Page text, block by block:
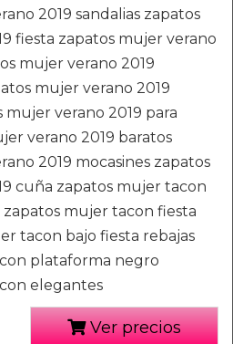
2019 sandalias zapatos
fiesta zapatos mujer verano
mujer verano 2019
mujer verano 2019
mujer verano 2019 para
verano 2019 baratos
2019 mocasines zapatos
cuña zapatos mujer tacon
mujer tacon fiesta
tacon bajo fiesta rebajas
plataforma negro
elegantes
Ver precios